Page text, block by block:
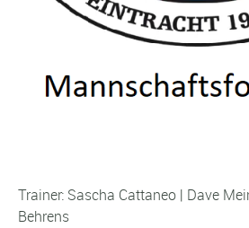
Trainer: Sascha Cattaneo | Dave
Behrens